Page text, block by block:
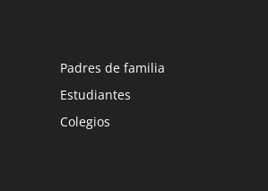
Padres de familia
Estudiantes
Colegios